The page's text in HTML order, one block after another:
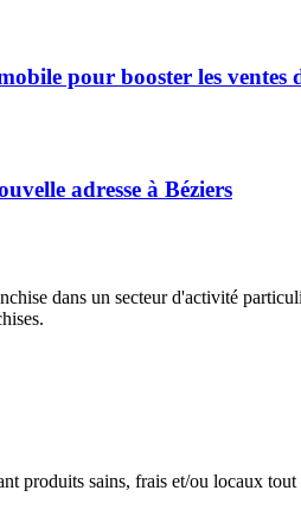
pour booster les ventes
adresse à Béziers
dans un secteur d'activité
produits sains, frais et/ou locaux